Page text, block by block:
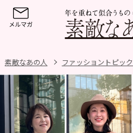
素敵なあの人 ファッショントピック